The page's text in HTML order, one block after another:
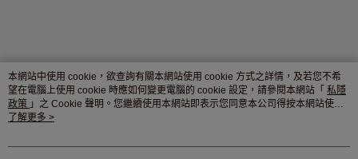
本網站中使用 cookie，欲查詢有關本網站使用 cookie 方式之詳情，及若您不希
望在電腦上使用 cookie 時應如何變更電腦的 cookie 設定，請參閱本網站「 私隱
政策 」之 Cookie 聲明。您繼續使用本網站即表示您同意本公司得按本網站使用
條款之 Cookie 聲明使用 cookie。
了解更多 >